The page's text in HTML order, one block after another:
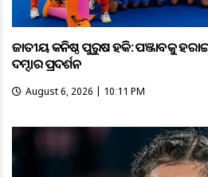
ଜାତୀୟ କନିଷ୍ଠ ପୁରୁଷ ହକି: ପଞ୍ଜାବକୁ
ଦମ୍ଦାର ପ୍ରଦର୍ଶନ
August 6, 2026 | 10:11 PM